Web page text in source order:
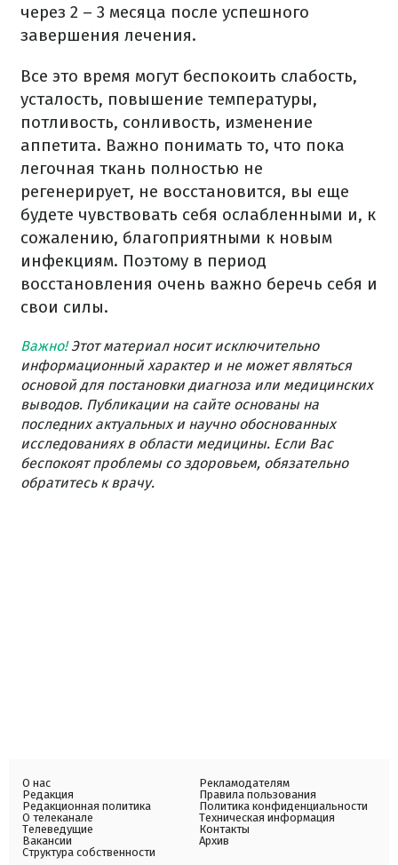
через 2 – 3 месяца после успешного
завершения лечения.
Все это время могут беспокоить слабость,
усталость, повышение температуры,
потливость, сонливость, изменение
аппетита. Важно понимать то, что пока
легочная ткань полностью не
регенерирует, не восстановится, вы еще
будете чувствовать себя ослабленными и, к
сожалению, благоприятными к новым
инфекциям. Поэтому в период
восстановления очень важно беречь себя и
свои силы.
Важно!Этот материал носит исключительно
информационный характер и не может являться
основой для постановки диагноза или медицинских
выводов. Публикации на сайте основаны на
последних актуальных и научно обоснованных
исследованиях в области медицины. Если Вас
беспокоят проблемы со здоровьем, обязательно
обратитесь к врачу.
О нас
Редакция
Редакционная политика
О телеканале
Телеведущие
Вакансии
Структура собственности
Рекламодателям
Правила пользования
Политика конфиденциальности
Техническая информация
Контакты
Архив